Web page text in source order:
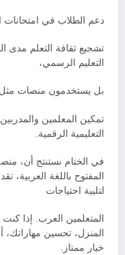
دعم الطلاب في امتحانات
تشجيع ثقافة التعلم مدى
التعليم الرسمي،
بل يستخدمون منصات مثل
تمكين المعلمين
التعليمية الرقمية.
في الختام نستنتج أن،
المفتوح باللغة العربية،
لتلبية احتياجات
المتعلمين العرب. إذا
المنزل، تحسين
خيار ممتاز.